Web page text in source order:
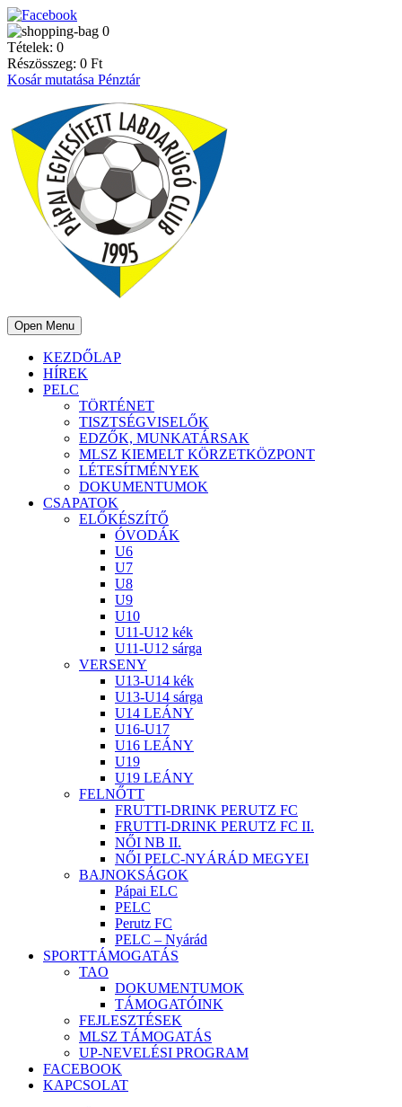
0
Tételek: 0
Részösszeg: 0 Ft
Kosár mutatása Pénztár
Open Menu
KEZDŐLAP
HÍREK
PELC
TÖRTÉNET
TISZTSÉGVISELŐK
EDZŐK, MUNKATÁRSAK
MLSZ KIEMELT KÖRZETKÖZPONT
LÉTESÍTMÉNYEK
DOKUMENTUMOK
CSAPATOK
ELŐKÉSZÍTŐ
ÓVODÁK
U6
U7
U8
U9
U10
U11-U12 kék
U11-U12 sárga
VERSENY
U13-U14 kék
U13-U14 sárga
U14 LEÁNY
U16-U17
U16 LEÁNY
U19
U19 LEÁNY
FELNŐTT
FRUTTI-DRINK PERUTZ FC
FRUTTI-DRINK PERUTZ FC II.
NŐI NB II.
NŐI PELC-NYÁRÁD MEGYEI
BAJNOKSÁGOK
Pápai ELC
PELC
Perutz FC
PELC – Nyárád
SPORTTÁMOGATÁS
TAO
DOKUMENTUMOK
TÁMOGATÓINK
FEJLESZTÉSEK
MLSZ TÁMOGATÁS
UP-NEVELÉSI PROGRAM
FACEBOOK
KAPCSOLAT